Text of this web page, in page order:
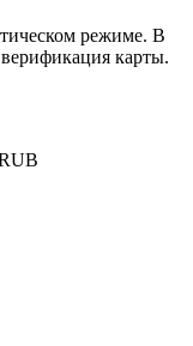
режиме. В
карты.